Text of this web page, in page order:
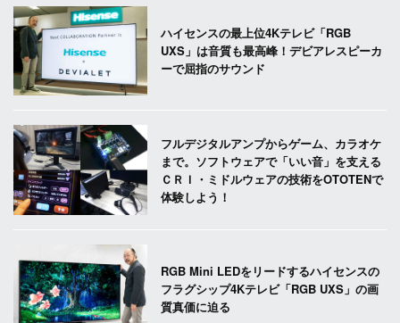
ハイセンスの最上位4Kテレビ「RGB
UXS」は音質も最高峰！デビアレスピーカ
ーで屈指のサウンド
フルデジタルアンプからゲーム、カラオケ
まで。ソフトウェアで「いい音」を支える
ＣＲＩ・ミドルウェアの技術をOTOTENで
体験しよう！
RGB Mini LEDをリードするハイセンスの
フラグシップ4Kテレビ「RGB UXS」の画
質真価に迫る